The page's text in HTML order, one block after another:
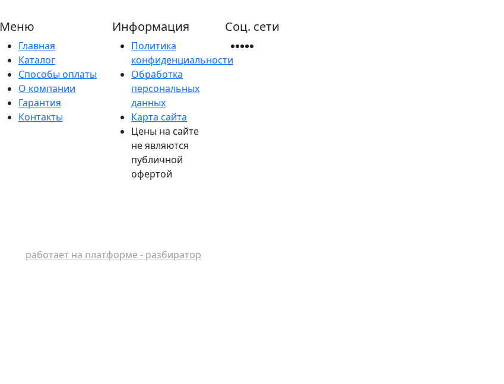
Меню
Главная
Каталог
Способы оплаты
О компании
Гарантия
Контакты
Информация
Политика
конфиденциальности
Обработка
персональных
данных
Карта сайта
Цены на сайте
не являются
публичной
офертой
Соц. сети
работает на платформе - разбиратор